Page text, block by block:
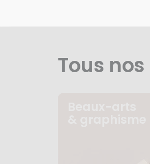
Tous nos